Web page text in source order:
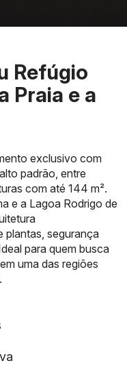
Refúgio
Praia e a
exclusivo com
padrão, entre
com até 144 m².
e a Lagoa Rodrigo de
plantas, segurança
para quem busca
uma das regiões